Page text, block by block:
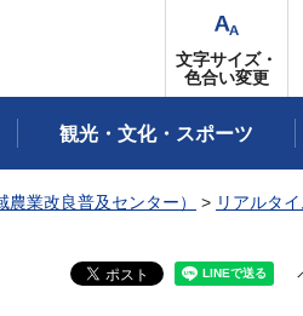
文字サイズ・
色合い変更
観光・文化・スポーツ
業改良普及センター） > リアルタ